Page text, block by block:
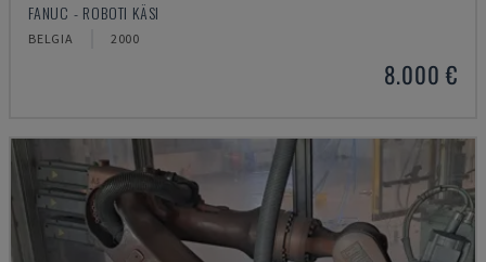
FANUC - ROBOTI KÄSI
BELGIA 2000
8.000 €